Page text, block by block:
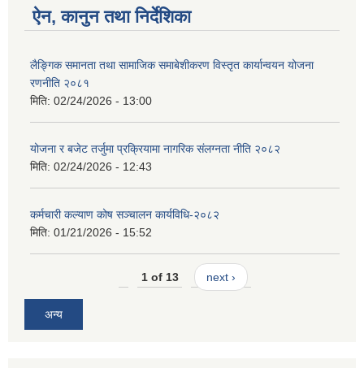
ऐन, कानुन तथा निर्देशिका
लैङ्गिक समानता तथा सामाजिक समाबेशीकरण विस्तृत कार्यान्वयन योजना
रणनीति २०८१
मिति: 02/24/2026 - 13:00
योजना र बजेट तर्जुमा प्रक्रियामा नागरिक संलग्नता नीति २०८२
मिति: 02/24/2026 - 12:43
कर्मचारी कल्याण कोष सञ्चालन कार्यविधि-२०८२
मिति: 01/21/2026 - 15:52
1 of 13 next ›
अन्य